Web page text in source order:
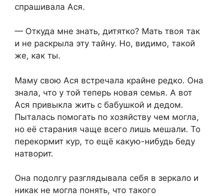
спрашивала Ася.
— Откуда мне знать, дитятко? Мать твоя так
и не раскрыла эту тайну. Но, видимо, такой
же, как ты.
Маму свою Ася встречала крайне редко. Она
знала, что у той теперь новая семья. А вот
Ася привыкла жить с бабушкой и дедом.
Пыталась помогать по хозяйству чем могла,
но её старания чаще всего лишь мешали. То
перекормит кур, то ещё какую-нибудь беду
натворит.
Она подолгу разглядывала себя в зеркало и
никак не могла понять, что такого